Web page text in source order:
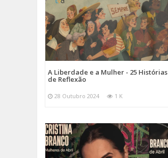
A Liberdade e a Mulher - 25 Histórias
de Reflexão
28 Outubro 2024 1 K